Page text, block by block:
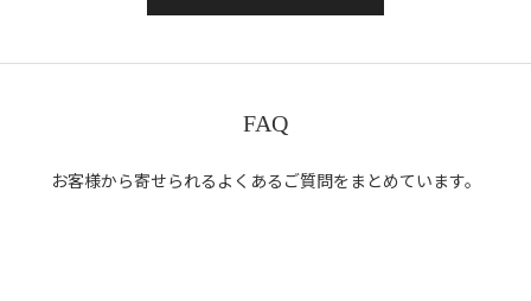
FAQ
お客様から寄せられるよくあるご質問をまとめています。